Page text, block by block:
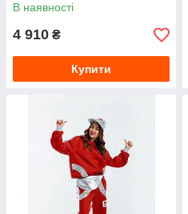
В наявності
4 910 ₴
Купити